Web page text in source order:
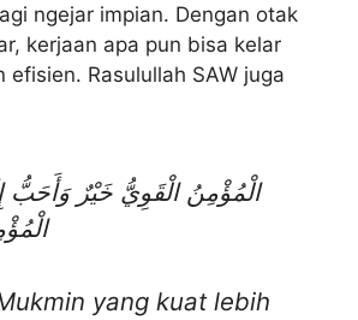
ngejar impian. Dengan otak
kerjaan apa pun bisa kelar
efisien. Rasulullah SAW juga
الْمُؤْمِنُ الْقَوِيُّ خَيْرٌ وَأَحَبُّ
yang kuat lebih